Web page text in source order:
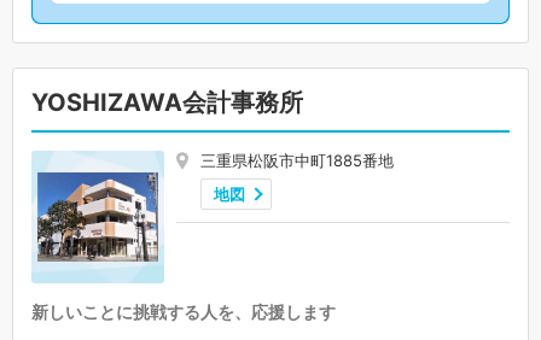
YOSHIZAWA会計事務所
三重県松阪市中町1885番地
地図
新しいことに挑戦する人を、応援します